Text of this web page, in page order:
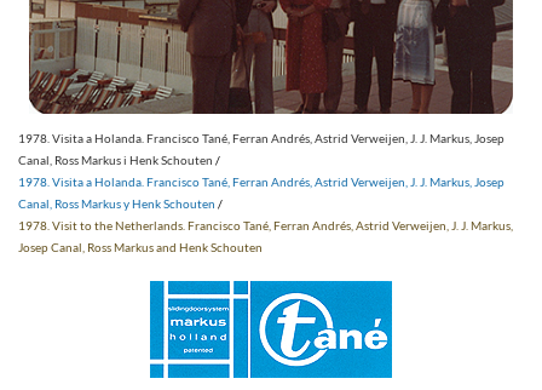
1978. Visita a Holanda. Francisco Tané, Ferran Andrés, Astrid Verweijen, J. J. Markus, Josep
Canal, Ross Markus i Henk Schouten /
1978. Visita a Holanda. Francisco Tané, Ferran Andrés, Astrid Verweijen, J. J. Markus, Josep
Canal, Ross Markus y Henk Schouten /
1978. Visit to the Netherlands. Francisco Tané, Ferran Andrés, Astrid Verweijen, J. J. Markus,
Josep Canal, Ross Markus and Henk Schouten